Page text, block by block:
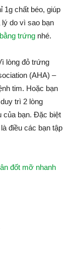
1g chất béo, giúp
do vì sao bạn
trứng nhé.
lòng đỏ trứng
(AHA) –
tim. Hoặc bạn
trì 2 lòng
của bạn. Đặc biệt
điều các bạn tập
đốt mỡ nhanh